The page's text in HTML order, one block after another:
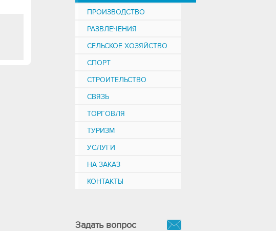
ПРОИЗВОДСТВО
РАЗВЛЕЧЕНИЯ
СЕЛЬСКОЕ ХОЗЯЙСТВО
СПОРТ
СТРОИТЕЛЬСТВО
СВЯЗЬ
ТОРГОВЛЯ
ТУРИЗМ
УСЛУГИ
НА ЗАКАЗ
КОНТАКТЫ
Задать вопрос